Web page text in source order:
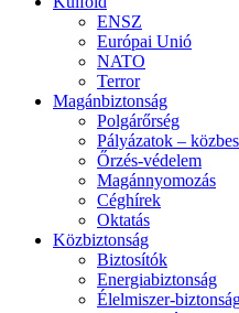
ENSZ
Európai Unió
NATO
Terror
Magánbiztonság
Polgárőrség
Pályázatok –
Őrzés-védelem
Magánnyomozás
Céghírek
Oktatás
Közbiztonság
Biztosítók
Energiabiztonság
Élelmiszer-